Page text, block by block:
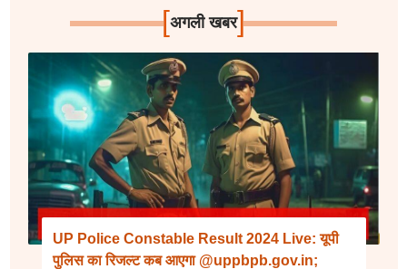
[अगली खबर]
UP Police Constable Result 2024 Live: यूपी
पुलिस का रिजल्ट कब आएगा @uppbpb.gov.in;